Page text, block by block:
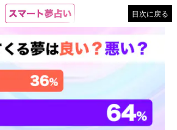
目次に戻る